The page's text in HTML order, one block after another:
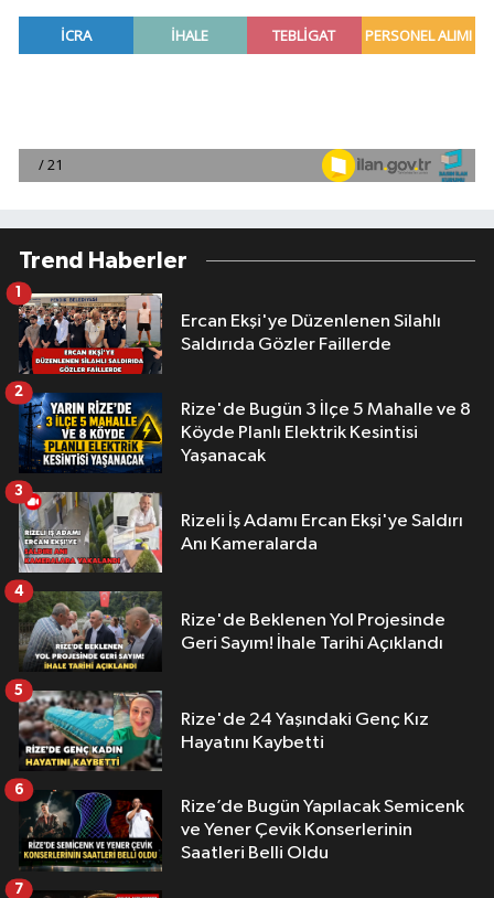
Trend Haberler
Ercan Ekşi'ye Düzenlenen Silahlı
Saldırıda Gözler Faillerde
1
Rize'de Bugün 3 İlçe 5 Mahalle ve 8
Köyde Planlı Elektrik Kesintisi
Yaşanacak
2
Rizeli İş Adamı Ercan Ekşi'ye Saldırı
Anı Kameralarda
3
Rize'de Beklenen Yol Projesinde
Geri Sayım! İhale Tarihi Açıklandı
4
Rize'de 24 Yaşındaki Genç Kız
Hayatını Kaybetti
5
Rize’de Bugün Yapılacak Semicenk
ve Yener Çevik Konserlerinin
Saatleri Belli Oldu
6
7